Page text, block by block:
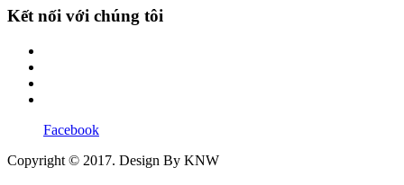
Kết nối với chúng tôi
Facebook
Copyright © 2017. Design By KNW